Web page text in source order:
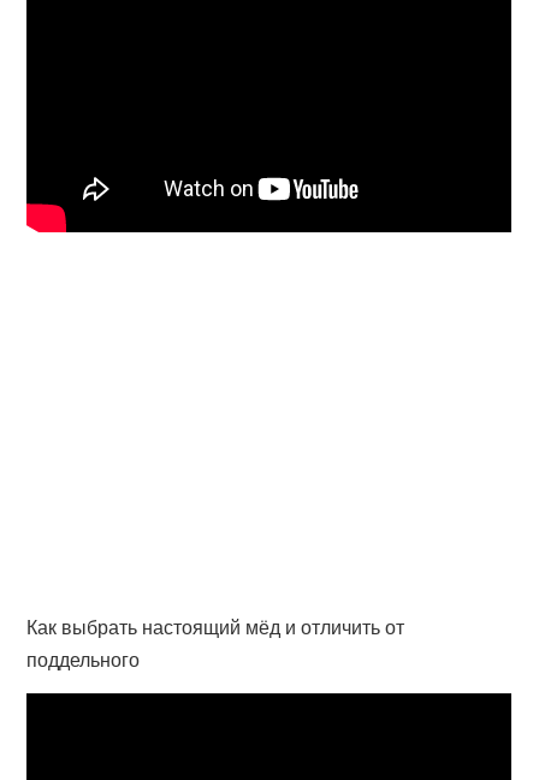
Как выбрать настоящий мёд и отличить от
поддельного